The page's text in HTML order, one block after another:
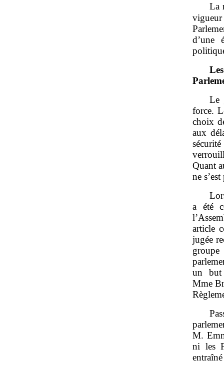
La
vigueur
d’une
Le
force.
choix
aux
Quant
ne
a été
article
jugée
un but
Mme
M.
ni les